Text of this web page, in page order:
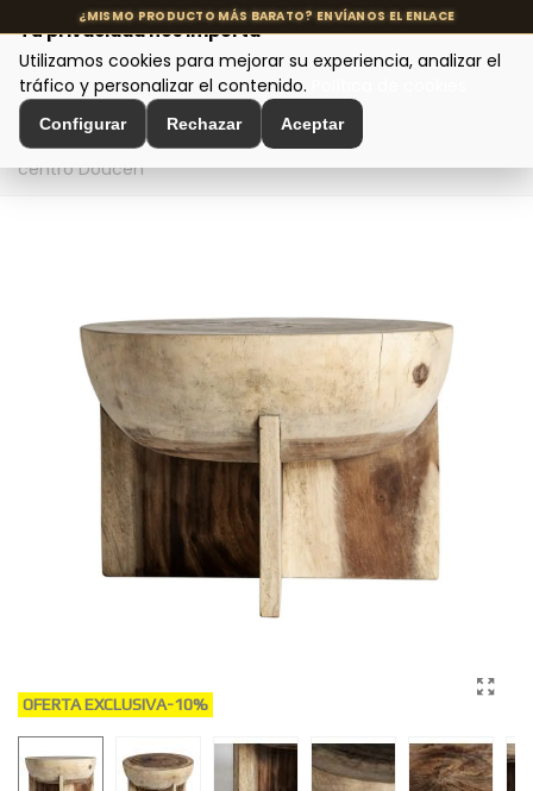
MENÚ
Inicio > Mesas de diseño > Mesas de centro
centro Doucen
OFERTA EXCLUSIVA-10%
Tu privacidad nos importa
Utilizamos cookies para mejorar su experiencia, analizar el
tráfico y personalizar el contenido.
Configurar Rechazar Aceptar